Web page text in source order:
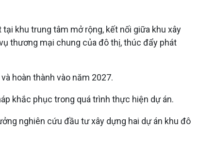
khu trung tâm mở rộng, kết nối giữa khu xây
thương mại chung của đô thị, thúc đẩy phát
hoàn thành vào năm 2027.
khắc phục trong quá trình thực hiện dự án.
nghiên cứu đầu tư xây dựng hai dự án khu đô